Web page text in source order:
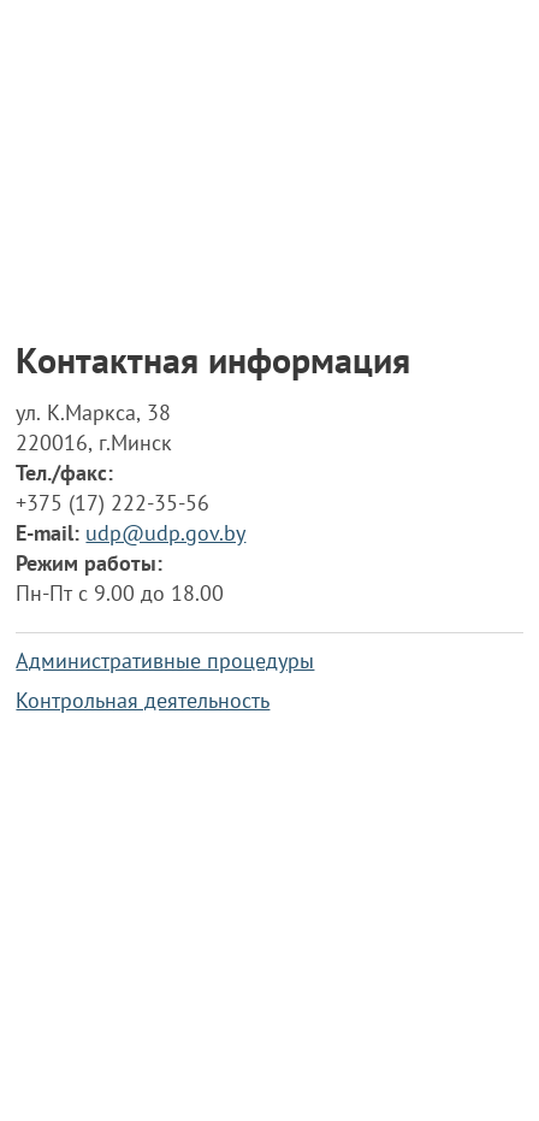
Контактная информация
ул. К.Маркса, 38
220016, г.Минск
Тел./факс:
+375 (17) 222-35-56
E-mail: udp@udp.gov.by
Режим работы:
Пн-Пт с 9.00 до 18.00
Административные процедуры
Контрольная деятельность